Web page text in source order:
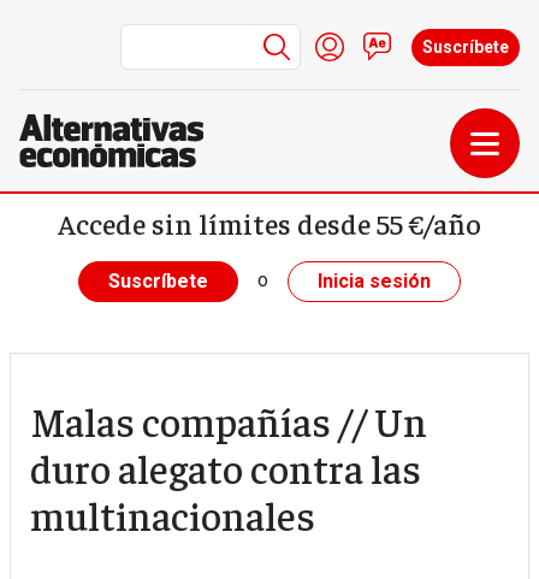
Pasar al contenido principal
Menú de cuenta de
Iniciar sesión
Contacto
Suscríbete
Accede sin límites desde 55 €/año
Suscríbete o Inicia sesión
Malas compañías // Un
duro alegato contra las
multinacionales